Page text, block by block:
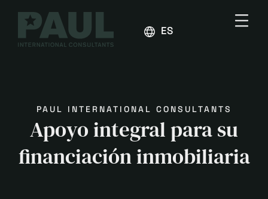
ESPAÑOL
PAUL INTERNATIONAL CONSULTANTS
Apoyo integral para su
financiación inmobiliaria